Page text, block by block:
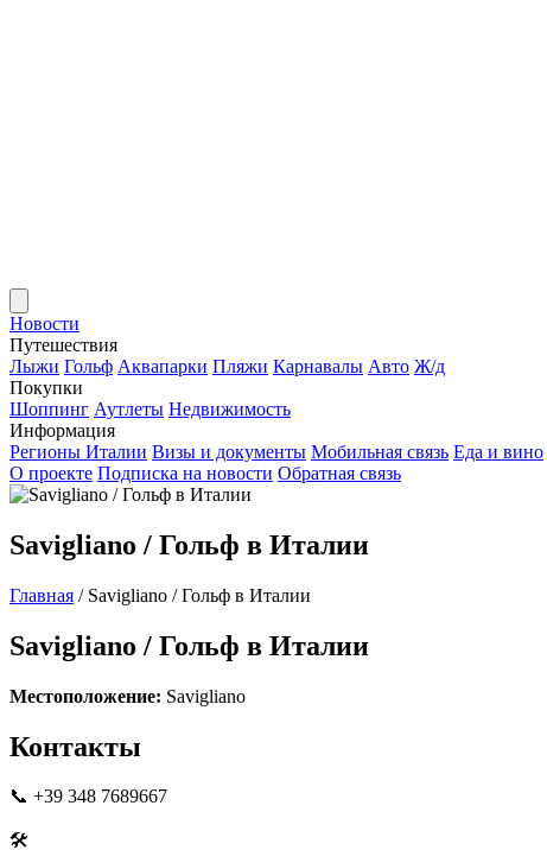
Новости
Путешествия
Лыжи Гольф Аквапарки Пляжи Карнавалы Авто Ж/д
Покупки
Шоппинг Аутлеты Недвижимость
Информация
Регионы Италии Визы и документы Мобильная связь Еда и вино
О проекте Подписка на новости Обратная связь
Savigliano / Гольф в Италии
Главная / Savigliano / Гольф в Италии
Savigliano / Гольф в Италии
Местоположение: Savigliano
Контакты
📞 +39 348 7689667
🛠